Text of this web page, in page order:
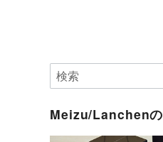
Meizu/Lanchen